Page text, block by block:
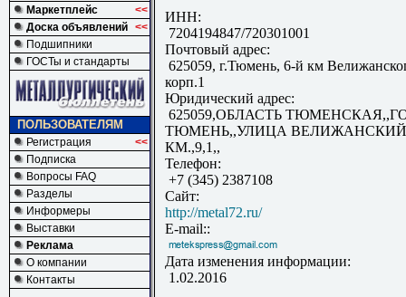
Маркетплейс
<<
Доска объявлений <<
Подшипники
ГОСТы и стандарты
ПОЛЬЗОВАТЕЛЯМ
Регистрация
<<
Подписка
Вопросы FAQ
Разделы
Информеры
Выставки
Реклама
О компании
Контакты
ИНН:
7204194847/720301001
Почтовый адрес:
625059, г.Тюмень, 6-й км
корп.1
Юридический адрес:
625059,ОБЛАСТЬ
ТЮМЕНЬ,,УЛИЦА ВЕЛИЖАНСКИЙ
КМ.,9,1,,
Телефон:
+7 (345) 2387108
Сайт:
http://metal72.ru/
E-mail::
Дата изменения информации:
1.02.2016